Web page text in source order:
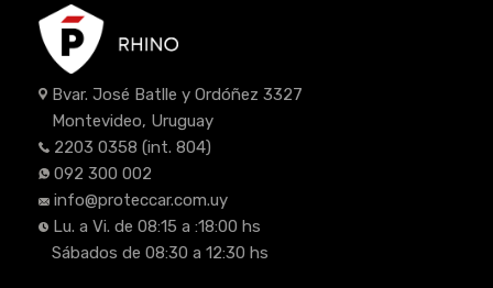
Bvar. José Batlle y Ordóñez 3327
Montevideo, Uruguay
2203 0358 (int. 804)
092 300 002
info@proteccar.com.uy
Lu. a Vi. de 08:15 a :18:00 hs
Sábados de 08:30 a 12:30 hs